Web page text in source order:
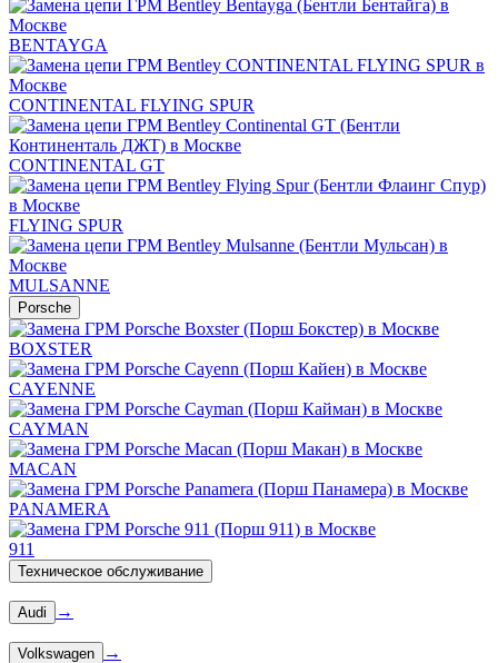
BENTAYGA
CONTINENTAL FLYING SPUR
CONTINENTAL GT
FLYING SPUR
MULSANNE
Porsche
BOXSTER
CAYENNE
CAYMAN
MACAN
PANAMERA
911
Техническое обслуживание
Audi →
Volkswagen →